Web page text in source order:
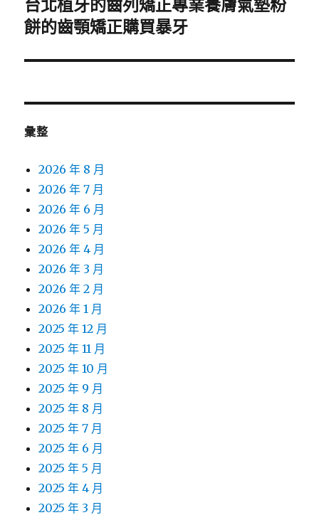
下
一
文
台北植牙的齒列矯正專業養膚氣墊粉
餅的齒顎矯正購買暴牙
彙整
2026 年 8 月
2026 年 7 月
2026 年 6 月
2026 年 5 月
2026 年 4 月
2026 年 3 月
2026 年 2 月
2026 年 1 月
2025 年 12 月
2025 年 11 月
2025 年 10 月
2025 年 9 月
2025 年 8 月
2025 年 7 月
2025 年 6 月
2025 年 5 月
2025 年 4 月
2025 年 3 月